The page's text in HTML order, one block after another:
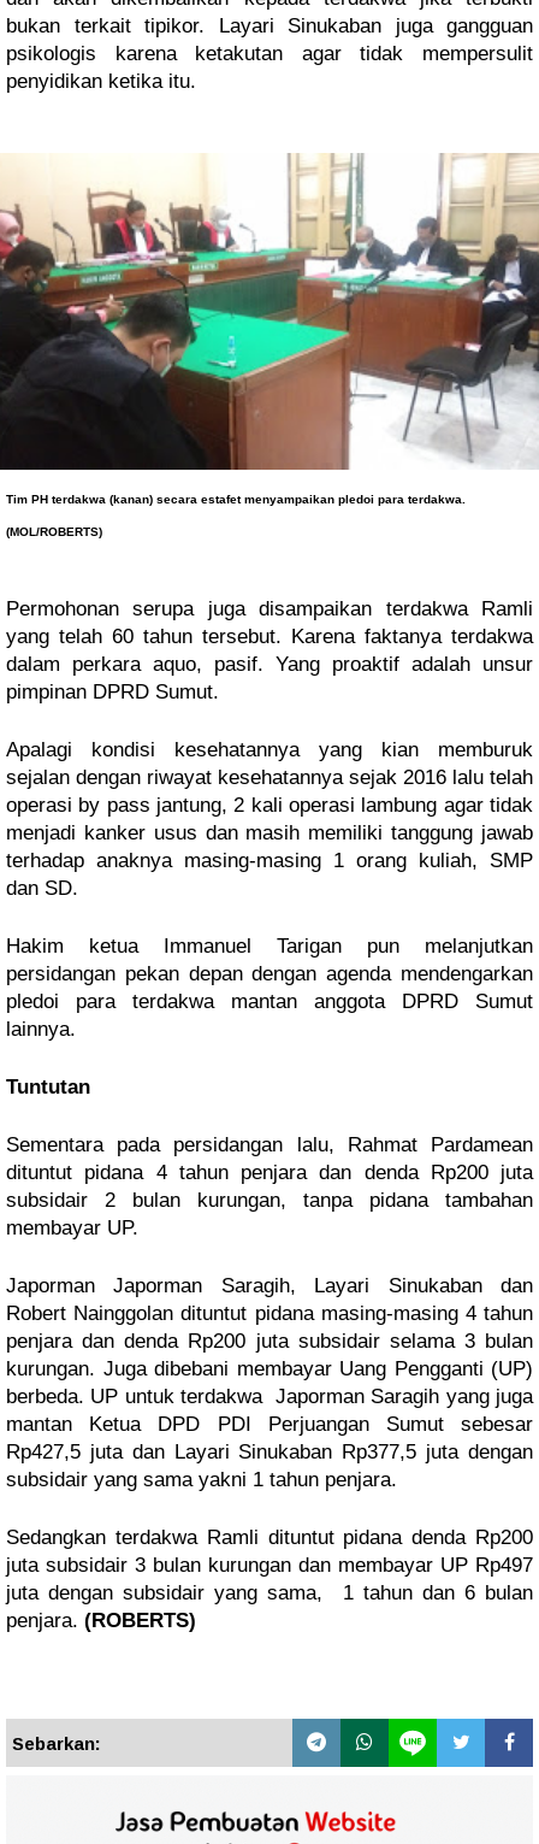
bukan terkait tipikor. Layari Sinukaban juga gangguan
psikologis karena ketakutan agar tidak mempersulit
penyidikan ketika itu.
Tim PH terdakwa (kanan) secara estafet menyampaikan pledoi para terdakwa.
(MOL/ROBERTS)
Permohonan serupa juga disampaikan terdakwa Ramli
yang telah 60 tahun tersebut. Karena faktanya terdakwa
dalam perkara aquo, pasif. Yang proaktif adalah unsur
pimpinan DPRD Sumut.
Apalagi kondisi kesehatannya yang kian memburuk
sejalan dengan riwayat kesehatannya sejak 2016 lalu telah
operasi by pass jantung, 2 kali operasi lambung agar tidak
menjadi kanker usus dan masih memiliki tanggung jawab
terhadap anaknya masing-masing 1 orang kuliah, SMP
dan SD.
Hakim ketua Immanuel Tarigan pun melanjutkan
persidangan pekan depan dengan agenda mendengarkan
pledoi para terdakwa mantan anggota DPRD Sumut
lainnya.
Tuntutan
Sementara pada persidangan lalu, Rahmat Pardamean
dituntut pidana 4 tahun penjara dan denda Rp200 juta
subsidair 2 bulan kurungan, tanpa pidana tambahan
membayar UP.
Japorman Japorman Saragih, Layari Sinukaban dan
Robert Nainggolan dituntut pidana masing-masing 4 tahun
penjara dan denda Rp200 juta subsidair selama 3 bulan
kurungan. Juga dibebani membayar Uang Pengganti (UP)
berbeda. UP untuk terdakwa  Japorman Saragih yang juga
mantan Ketua DPD PDI Perjuangan Sumut sebesar
Rp427,5 juta dan Layari Sinukaban Rp377,5 juta dengan
subsidair yang sama yakni 1 tahun penjara.
Sedangkan terdakwa Ramli dituntut pidana denda Rp200
juta subsidair 3 bulan kurungan dan membayar UP Rp497
juta dengan subsidair yang sama,  1 tahun dan 6 bulan
penjara. (ROBERTS)
Sebarkan: